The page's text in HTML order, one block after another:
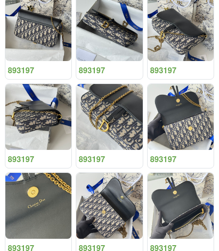
893197 893197 893197
893197 893197 893197
893197 893197 893197